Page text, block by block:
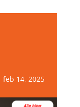
feb 14, 2025